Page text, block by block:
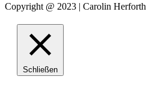
Copyright @ 2023 | Carolin Herforth
Schließen